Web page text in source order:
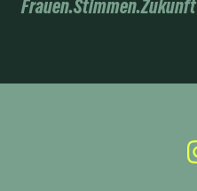
Frauen.Stimmen.Zukunft